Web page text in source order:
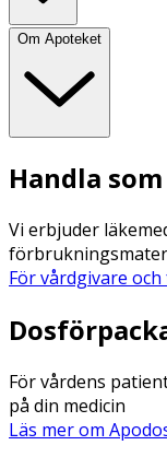
Om Apoteket
Handla
Vi erbjuder
För vårdgivare
För vårdens
på din medicin
Läs mer om